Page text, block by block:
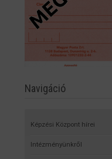
Navigáció
Képzési Központ hírei
Intézményünkről